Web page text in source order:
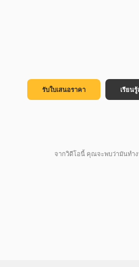
รับใบเสนอราคา เรียน
จากวิดีโอนี้ คุณจะพบว่ามันทำง